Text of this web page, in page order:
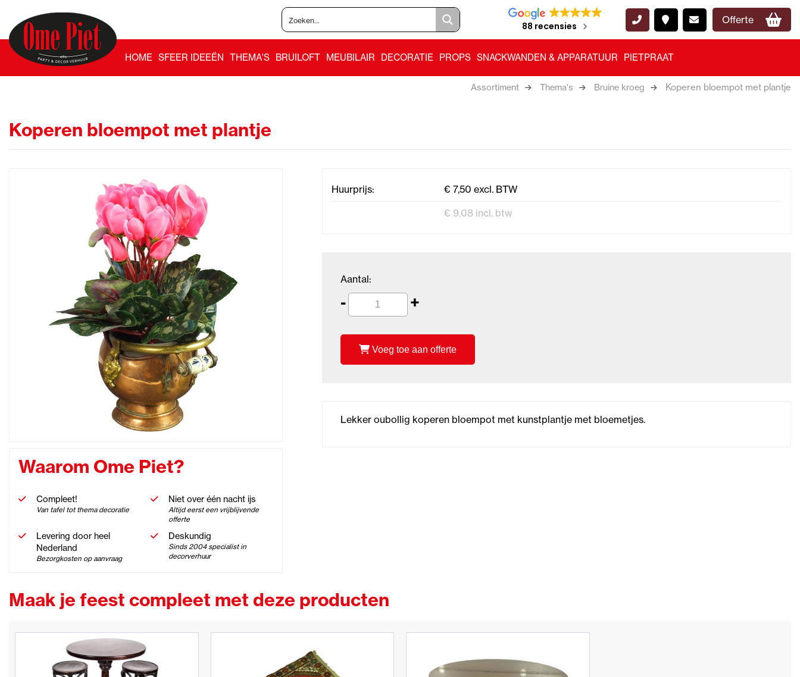
88 recensies
Offerte
HOME SFEER IDEEËN THEMA'S BRUILOFT MEUBILAIR DECORATIE PROPS SNACKWANDEN & APPARATUUR PIETPRAAT
Assortiment Thema's Bruine kroeg Koperen bloempot met plantje
Koperen bloempot met plantje
Waarom Ome Piet?
Compleet!
Van tafel tot thema decoratie
Niet over één nacht ijs
Altijd eerst een vrijblijvende
offerte
Levering door heel
Nederland
Bezorgkosten op aanvraag
Deskundig
Sinds 2004 specialist in
decorverhuur
Huurprijs:
€ 7,50 excl. BTW
€ 9,08 incl. btw
Aantal:
- +
Voeg toe aan offerte
Lekker oubollig koperen bloempot met kunstplantje met bloemetjes.
Maak je feest compleet met deze producten